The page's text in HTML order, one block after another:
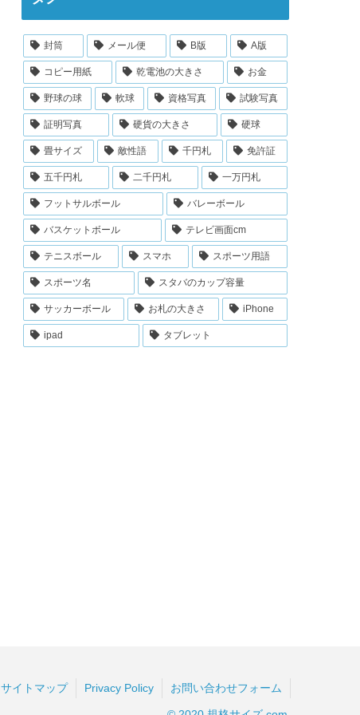
封筒 メール便 B版 A版
コピー用紙 乾電池の大きさ お金
野球の球 軟球 資格写真 試験写真
証明写真 硬貨の大きさ 硬球
畳サイズ 敵性語 千円札 免許証
五千円札 二千円札 一万円札
フットサルボール バレーボール
バスケットボール テレビ画面cm
テニスボール スマホ スポーツ用語
スポーツ名 スタバのカップ容量
サッカーボール お札の大きさ iPhone
ipad タブレット
サイトマップ Privacy Policy お問い合わせフォーム